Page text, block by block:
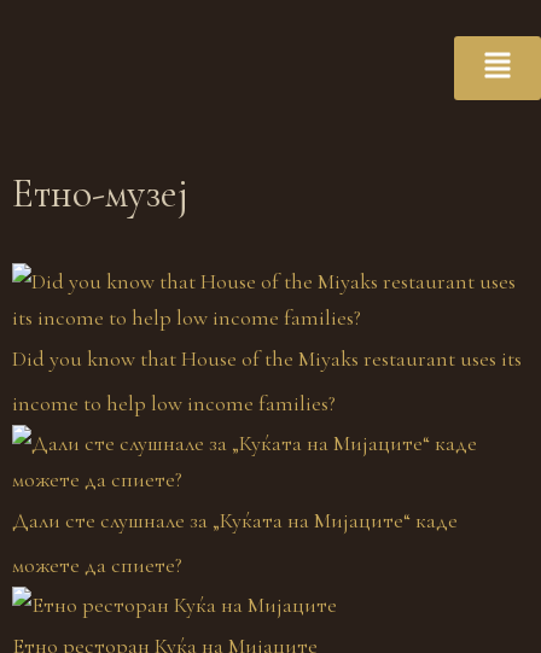
Етно-музеј
Did you know that House of the Miyaks restaurant uses its
income to help low income families?
Дали сте слушнале за „Куќата на Мијаците“ каде
можете да спиете?
Етно ресторан Куќа на Мијаците